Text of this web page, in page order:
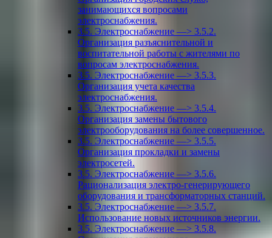
занимающихся вопросами
электроснабжения.
3.5. Электроснабжение —> 3.5.2.
Организация разъяснительной и
воспитательной работы с жителями по
вопросам электроснабжения.
3.5. Электроснабжение —> 3.5.3.
Организация учета качества
электроснабжения.
3.5. Электроснабжение —> 3.5.4.
Организация замены бытового
электрооборудования на более совершенное.
3.5. Электроснабжение —> 3.5.5.
Организация прокладки и замены
электросетей.
3.5. Электроснабжение —> 3.5.6.
Рационализация электро-генерирующего
оборудования и трансформаторных станций.
3.5. Электроснабжение —> 3.5.7.
Использование новых источников энергии.
3.5. Электроснабжение —> 3.5.8.